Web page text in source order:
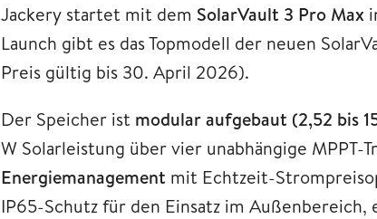
Jackery startet mit dem SolarVault 3 Pro Max
Launch gibt es das Topmodell der neuen
Preis gültig bis 30. April 2026).
Der Speicher ist modular aufgebaut (2,52 bis
W Solarleistung über vier unabhängige MPPT-
Energiemanagement mit Echtzeit-
IP65-Schutz für den Einsatz im Außenbereich,